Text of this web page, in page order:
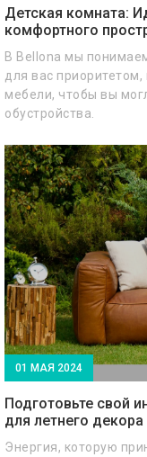
Детская комната:
комфортного
В Bellona мы
для вас
мебели, чтобы вы
обустройства.
01 МАЯ 2024
Подготовьте свой
для летнего
Энергия, которую